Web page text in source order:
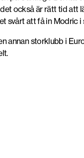
också är rätt tid att
svårt att få in Modric i
annan storklubb i